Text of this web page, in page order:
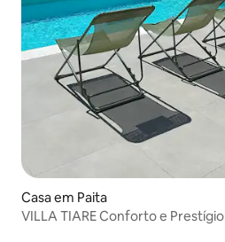
Casa em Paita
VILLA TIARE Conforto e Prestígio